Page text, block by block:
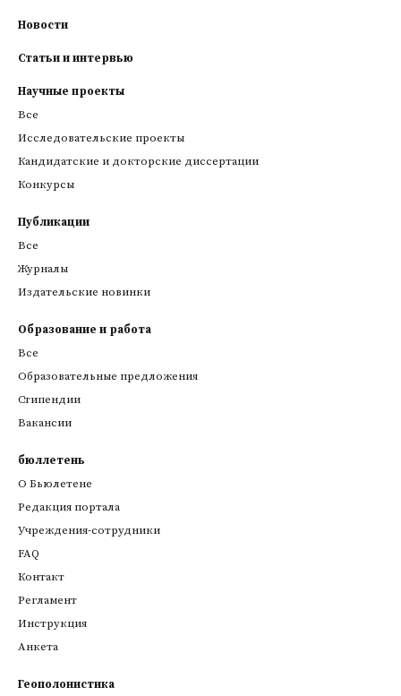
Новости
Статьи и интервью
Научные проекты
Все
Исследовательские проекты
Кандидатские и докторские диссертации
Конкурсы
Публикации
Все
Журналы
Издательские новинки
Образование и работа
Все
Образовательные предложения
Стипендии
Вакансии
бюллетень
О Бьюлетене
Редакция портала
Учреждения-сотрудники
FAQ
Контакт
Регламент
Инструкция
Анкета
Геополонистика